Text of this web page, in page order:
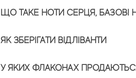
ЩО ТАКЕ НОТИ СЕРЦЯ, БАЗОВІ
ЯК ЗБЕРІГАТИ ВІДЛІВАНТИ
У ЯКИХ ФЛАКОНАХ